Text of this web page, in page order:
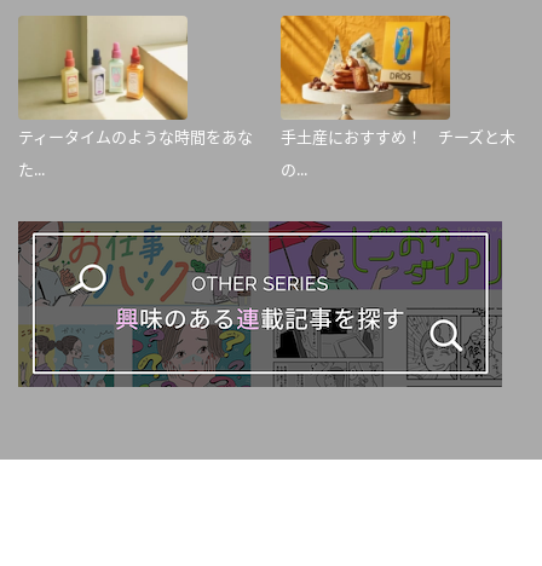
ティータイムのような時間をあな
た...
手土産におすすめ！ チーズと木
の...